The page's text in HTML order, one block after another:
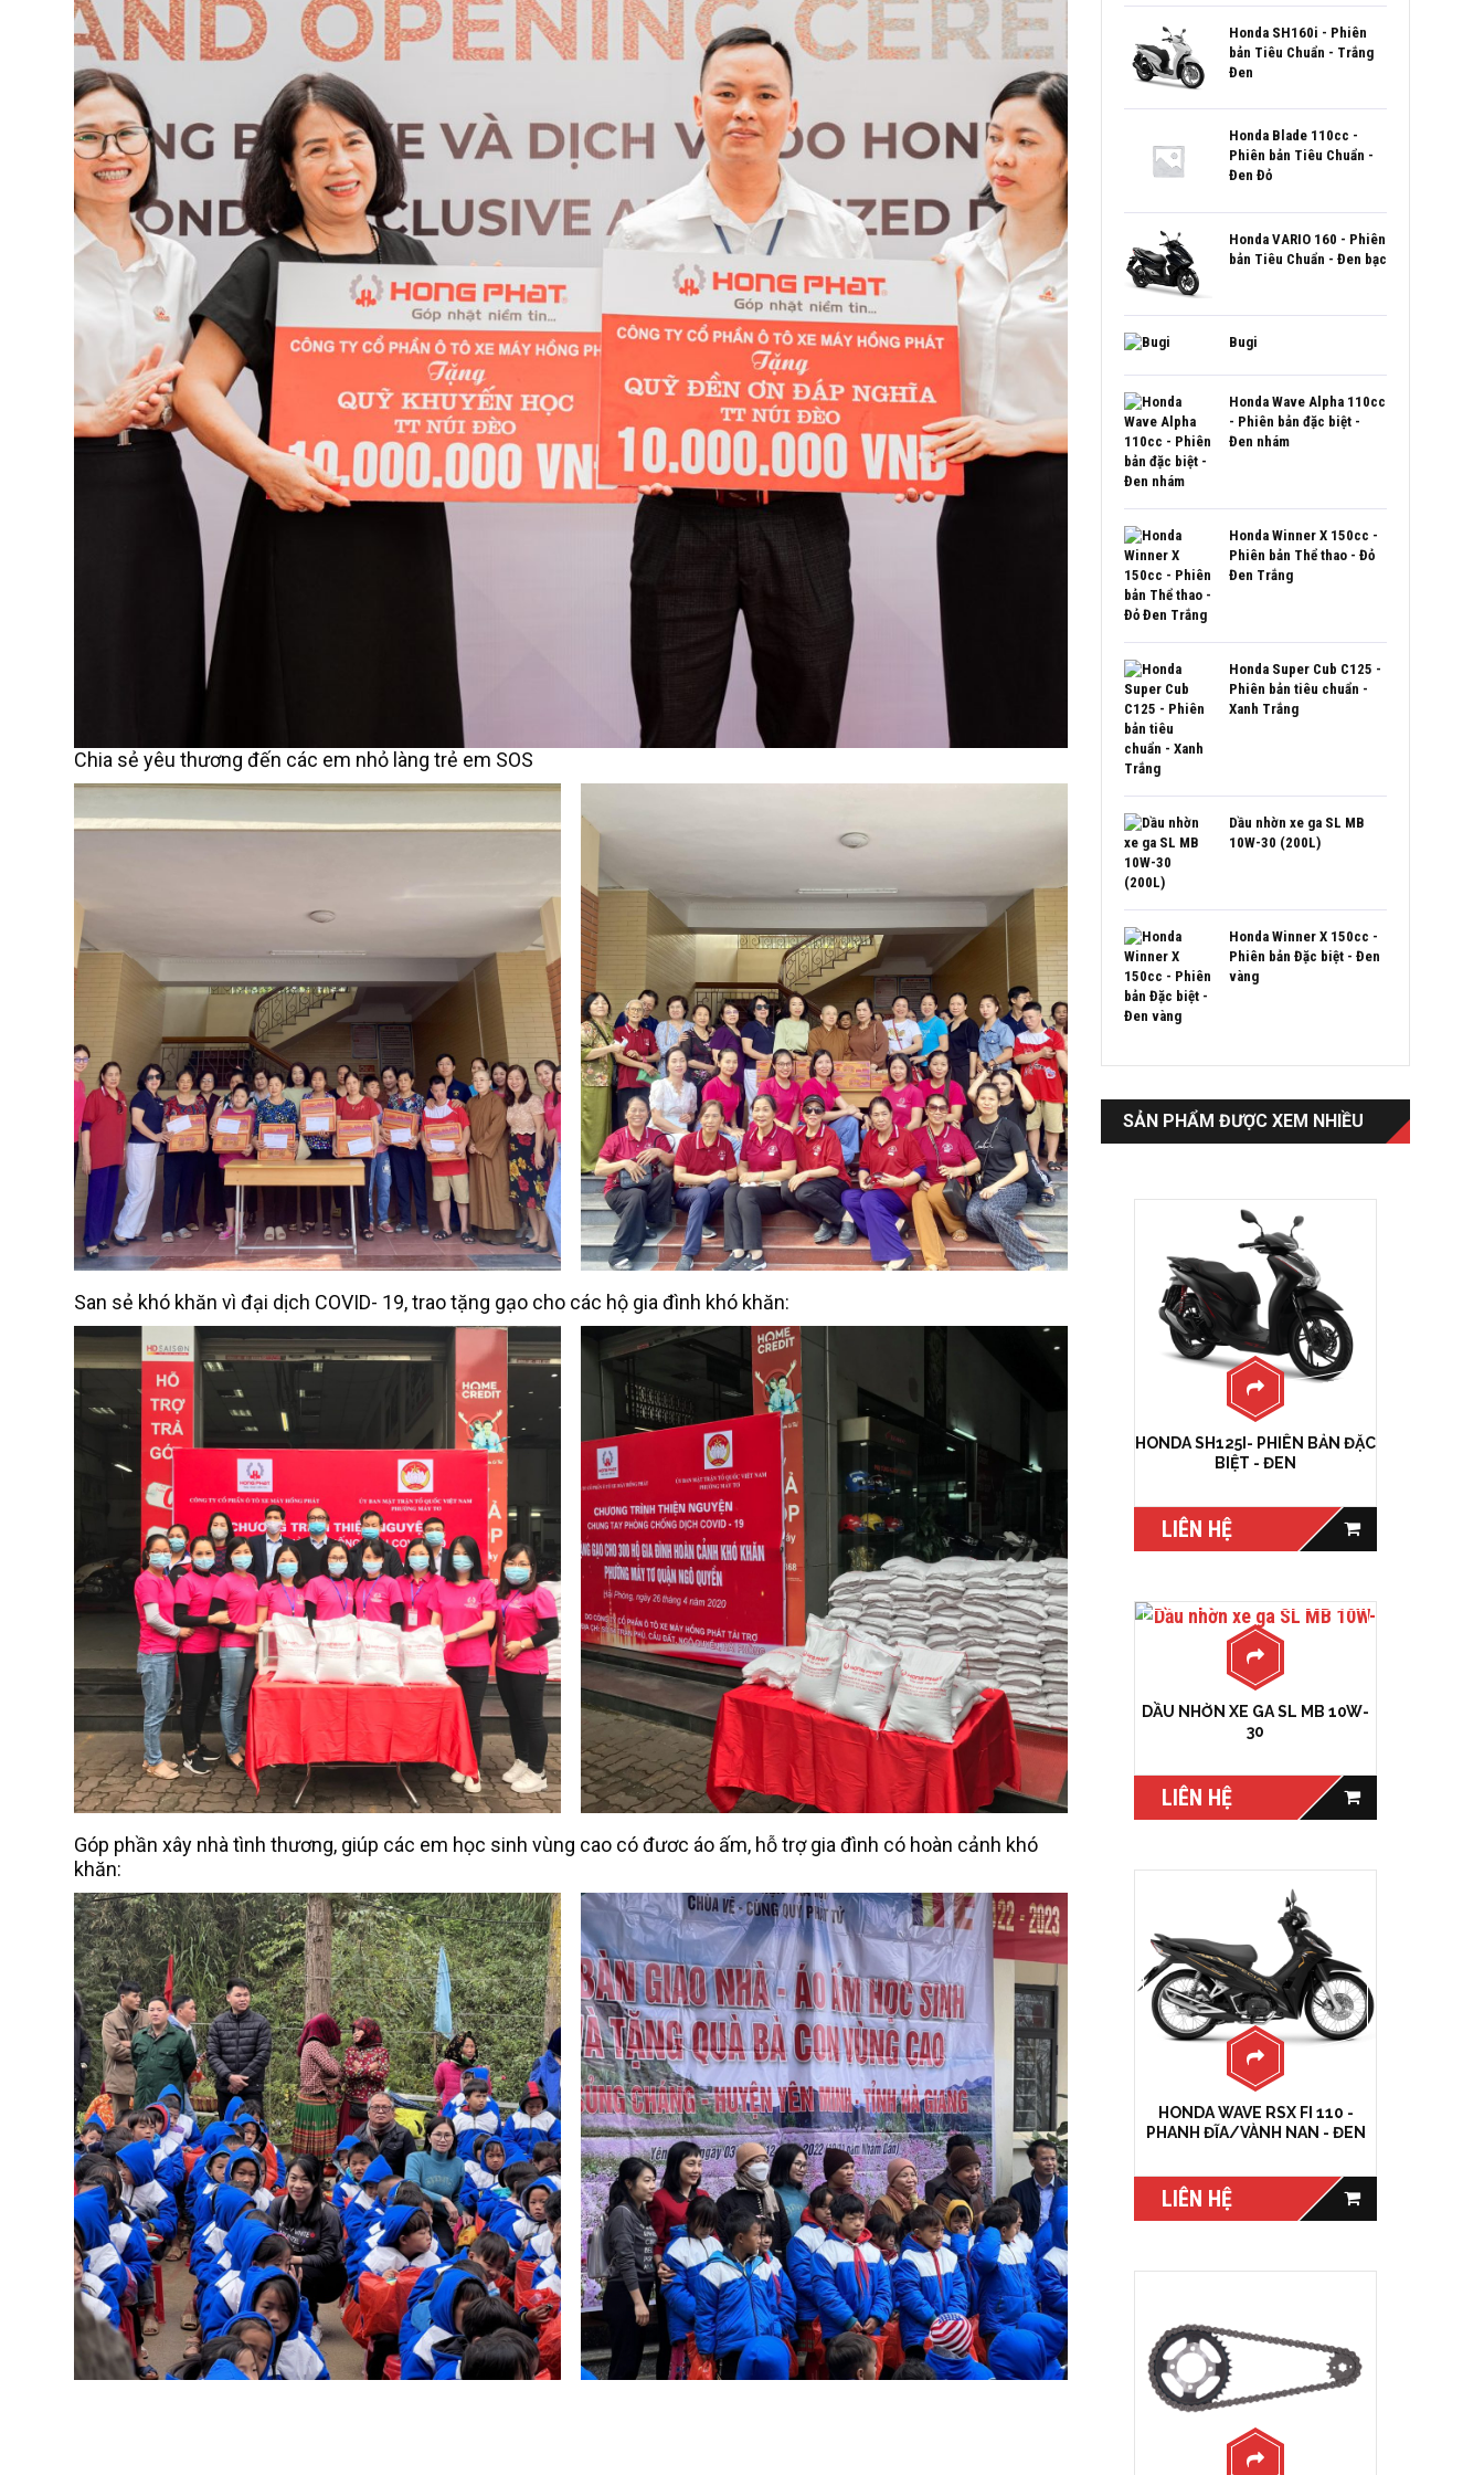
Chia sẻ yêu thương đến các em nhỏ làng trẻ em SOS
San sẻ khó khăn vì đại dịch COVID- 19, trao tặng gạo cho các hộ gia đình khó khăn:
Góp phần xây nhà tình thương, giúp các em học sinh vùng cao có đươc áo ấm, hỗ trợ gia đình có hoàn cảnh khó
khăn:
Honda SH160i - Phiên
bản Tiêu Chuẩn - Trắng
Đen
Honda Blade 110cc -
Phiên bản Tiêu Chuẩn -
Đen Đỏ
Honda VARIO 160 - Phiên
bản Tiêu Chuẩn - Đen bạc
Bugi
Honda Wave Alpha 110cc
- Phiên bản đặc biệt -
Đen nhám
Honda Winner X 150cc -
Phiên bản Thể thao - Đỏ
Đen Trắng
Honda Super Cub C125 -
Phiên bản tiêu chuẩn -
Xanh Trắng
Dầu nhờn xe ga SL MB
10W-30 (200L)
Honda Winner X 150cc -
Phiên bản Đặc biệt - Đen
vàng
SẢN PHẨM ĐƯỢC XEM NHIỀU
HONDA SH125I- PHIÊN BẢN ĐẶC
BIỆT - ĐEN
LIÊN HỆ
DẦU NHỜN XE GA SL MB 10W-
30
LIÊN HỆ
HONDA WAVE RSX FI 110 -
PHANH ĐĨA/VÀNH NAN - ĐEN
LIÊN HỆ